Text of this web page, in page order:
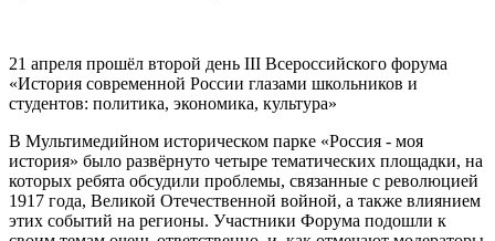
21 апреля прошёл второй день III Всероссийского форума
«История современной России глазами школьников и
студентов: политика, экономика, культура»
В Мультимедийном историческом парке «Россия - моя
история» было развёрнуто четыре тематических площадки, на
которых ребята обсудили проблемы, связанные с революцией
1917 года, Великой Отечественной войной, а также влиянием
этих событий на регионы. Участники Форума подошли к